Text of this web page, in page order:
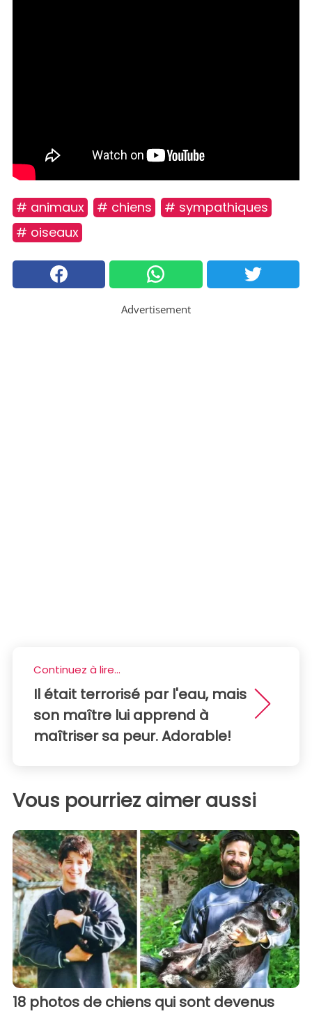
# animaux # chiens
# sympathiques
# oiseaux
Advertisement
Continuez à lire...
Il était terrorisé par l'eau, mais
son maître lui apprend à
maîtriser sa peur. Adorable!
Vous pourriez aimer aussi
18 photos de chiens qui sont devenus